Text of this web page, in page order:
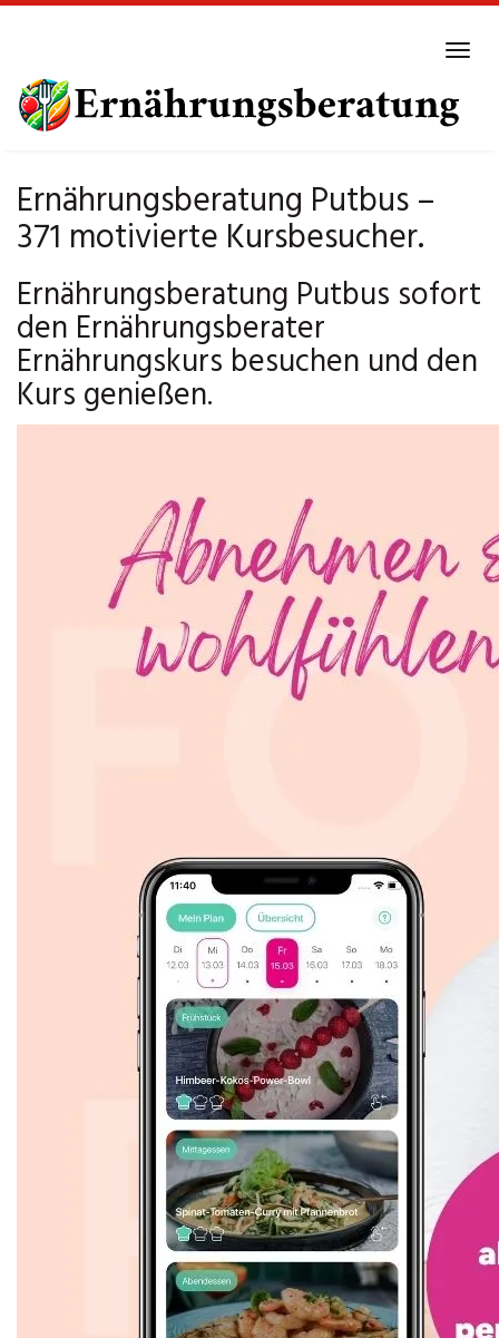
main
content
Ernährungsberatung Putbus –
371 motivierte Kursbesucher.
Ernährungsberatung Putbus sofort
den Ernährungsberater
Ernährungskurs besuchen und den
Kurs genießen.